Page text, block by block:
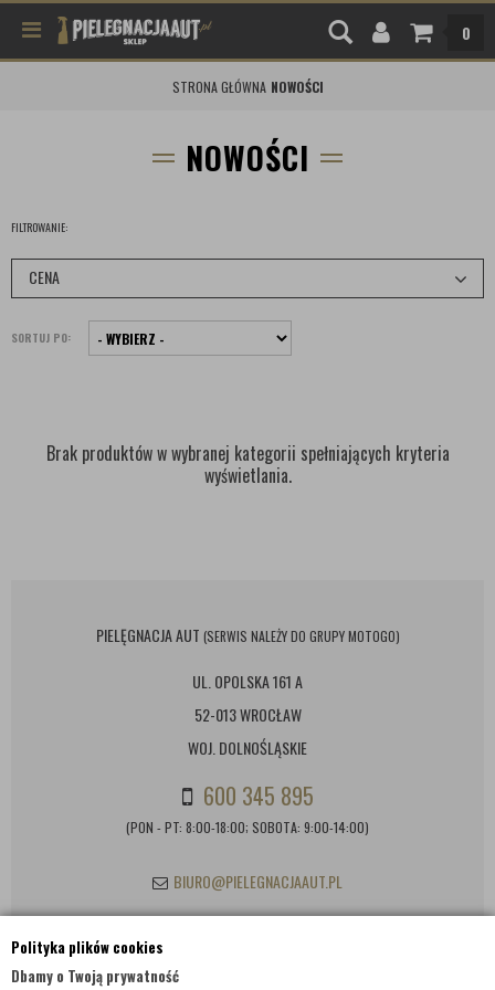
Polityka plików cookies
Dbamy o Twoją prywatność
0
STRONA GŁÓWNA NOWOŚCI
NOWOŚCI
FILTROWANIE:
CENA
SORTUJ PO:
Brak produktów w wybranej kategorii spełniających kryteria
wyświetlania.
PIELĘGNACJA AUT (SERWIS NALEŻY DO GRUPY MOTOGO)
UL. OPOLSKA 161 A
52-013 WROCŁAW
WOJ. DOLNOŚLĄSKIE
600 345 895
(PON - PT: 8:00-18:00; SOBOTA: 9:00-14:00)
BIURO@PIELEGNACJAAUT.PL
INFORMACJE KONTAKTOWE